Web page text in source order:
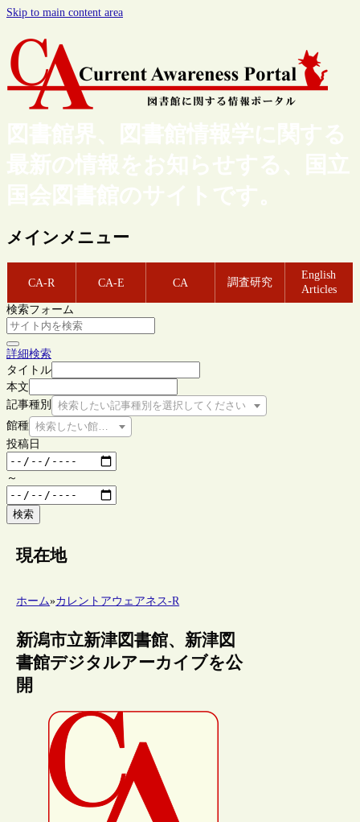
Skip to main content area
図書館界、図書館情報学に関する
最新の情報をお知らせする、国立
国会図書館のサイトです。
メインメニュー
CA-R CA-E CA 調査研究
English
Articles
検索フォーム
詳細検索
タイトル
本文
記事種別
検索したい記事種別を選択してください
館種 検索したい館種を選択してください
投稿日
～
検索
現在地
ホーム»カレントアウェアネス-R
新潟市立新津図書館、新津図
書館デジタルアーカイブを公
開